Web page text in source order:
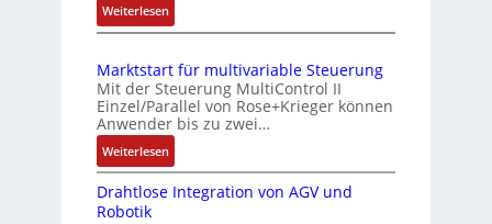
d
u
s
t
n
d
n
e
r
t
o
s
e
S
n
s
o
r
-
I
n
Weiterlesen:
I
C
6
2
4
4
3
-
Marktstart für multivariable Steuerung
Mit der Steuerung MultiControl II
Einzel/Parallel von Rose+Krieger können
Anwender bis zu zwei…
Weiterlesen:
M
a
Drahtlose Integration von AGV und
Robotik